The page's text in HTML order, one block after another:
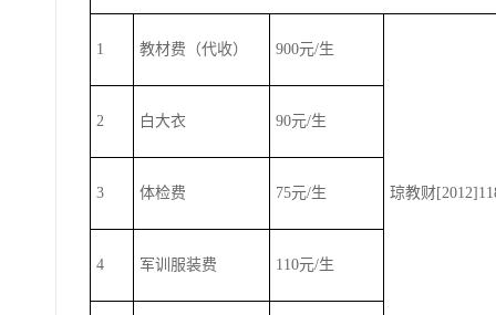
1 教材费（代收） 900元/生
琼教财
2 白大衣 90元/生
3 体检费 75元/生
4 军训服装费 110元/生